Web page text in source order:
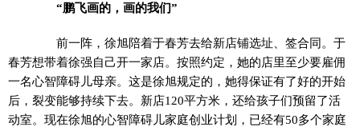
“鹏飞画的，画的我们”
前一阵，徐旭陪着于春芳去给新店铺选址、签合同。于
春芳想带着徐强自己开一家店。按照约定，她的店里至少要雇佣
一名心智障碍儿母亲。这是徐旭规定的，她得保证有了好的开始
后，裂变能够持续下去。新店120平方米，还给孩子们预留了活
动室。现在徐旭的心智障碍儿家庭创业计划，已经有50多个家庭